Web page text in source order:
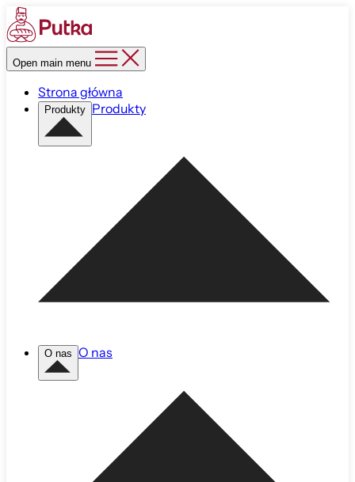
Open main menu
Strona główna
Produkty Produkty
O nas O nas